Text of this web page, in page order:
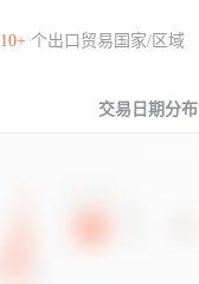
10+个出口贸易国家/区域
交易日期分布